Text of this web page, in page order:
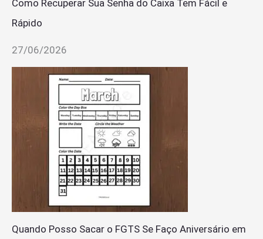
Como Recuperar Sua Senha do Caixa Tem Fácil e
Rápido
27/06/2026
Quando Posso Sacar o FGTS Se Faço Aniversário em